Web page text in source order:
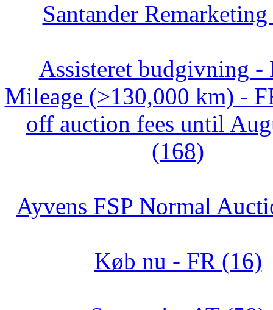
Santander
Assisteret budgivning -
Mileage (>130,000 km) -
off auction fees until
(168)
Ayvens FSP Normal
Køb nu - FR (16)